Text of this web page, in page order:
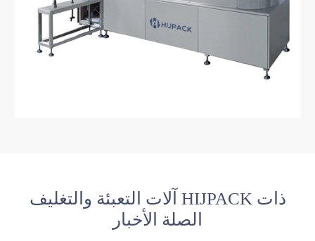
آلات التعبئة والتغليف HIJPACK ذات
الصلة الأخبار